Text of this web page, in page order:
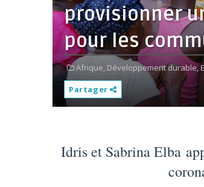
provisionner
pour les
Afrique, Développement durable,
Partager
Idris et Sabrina Elba